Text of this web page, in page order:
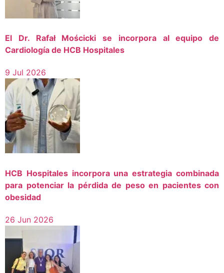
El Dr. Rafał Mościcki se incorpora al equipo de
Cardiología de HCB Hospitales
9 Jul 2026
HCB Hospitales incorpora una estrategia combinada
para potenciar la pérdida de peso en pacientes con
obesidad
26 Jun 2026